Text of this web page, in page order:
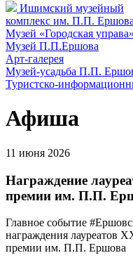
Ишимский музейный
комплекс им. П.П. Ершова
Музей «Городская управа»
Музей П.П.Ершова
Арт-галерея
Музей-усадьба П.П.
Туристско-
Афиша
11 июня 2026
Награждение
премии им. П.П.
Главное событие
награждения лауреатов
премии им. П.П. Ершова